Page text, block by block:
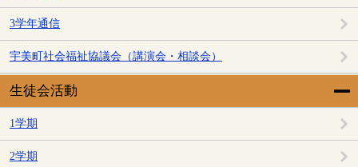
3学年通信
宇美町社会福祉協議会（講演会・相談会）
生徒会活動
1学期
2学期